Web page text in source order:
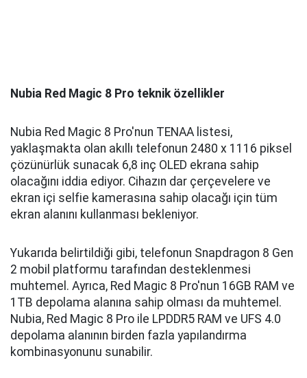
Nubia Red Magic 8 Pro teknik özellikler
Nubia Red Magic 8 Pro'nun TENAA listesi,
yaklaşmakta olan akıllı telefonun 2480 x 1116 piksel
çözünürlük sunacak 6,8 inç OLED ekrana sahip
olacağını iddia ediyor. Cihazın dar çerçevelere ve
ekran içi selfie kamerasına sahip olacağı için tüm
ekran alanını kullanması bekleniyor.
Yukarıda belirtildiği gibi, telefonun Snapdragon 8 Gen
2 mobil platformu tarafından desteklenmesi
muhtemel. Ayrıca, Red Magic 8 Pro'nun 16GB RAM ve
1TB depolama alanına sahip olması da muhtemel.
Nubia, Red Magic 8 Pro ile LPDDR5 RAM ve UFS 4.0
depolama alanının birden fazla yapılandırma
kombinasyonunu sunabilir.